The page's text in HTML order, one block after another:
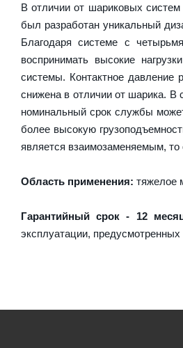
В отличии от шариковых
был разработан уникальный
Благодаря системе с
воспринимать высокие
системы. Контактное давление
снижена в отличии от шарика.
номинальный срок службы
более высокую
является взаимозаменяемым, то
Область применения: тяжелое
Гарантийный срок - 12
эксплуатации, предусмотренных